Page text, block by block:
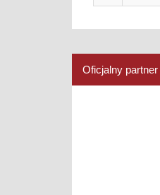
Oficjalny partner